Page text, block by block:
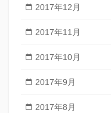
2017年12月
2017年11月
2017年10月
2017年9月
2017年8月